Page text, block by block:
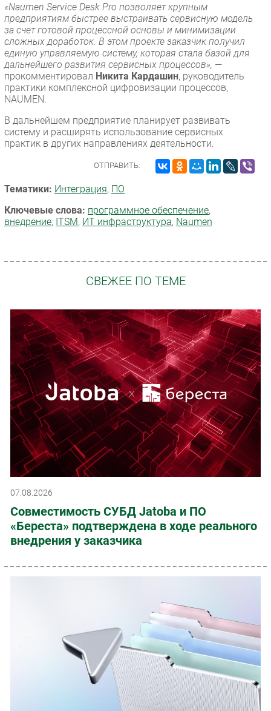
«Naumen Service Desk Pro позволяет крупным
предприятиям быстрее выстраивать сервисную модель
за счет готовой процессной основы и минимизации
сложных доработок. В этом проекте заказчик получил
единую управляемую систему, которая стала базой для
дальнейшего развития сервисных процессов», —
прокомментировал Никита Кардашин, руководитель
практики комплексной цифровизации процессов,
NAUMEN.
В дальнейшем предприятие планирует развивать
систему и расширять использование сервисных
практик в других направлениях деятельности.
ОТПРАВИТЬ:
Тематики: Интеграция, ПО
Ключевые слова: программное обеспечение,
внедрение, ITSM, ИТ инфраструктура, Naumen
СВЕЖЕЕ ПО ТЕМЕ
07.08.2026
Совместимость СУБД Jatoba и ПО
«Береста» подтверждена в ходе реального
внедрения у заказчика